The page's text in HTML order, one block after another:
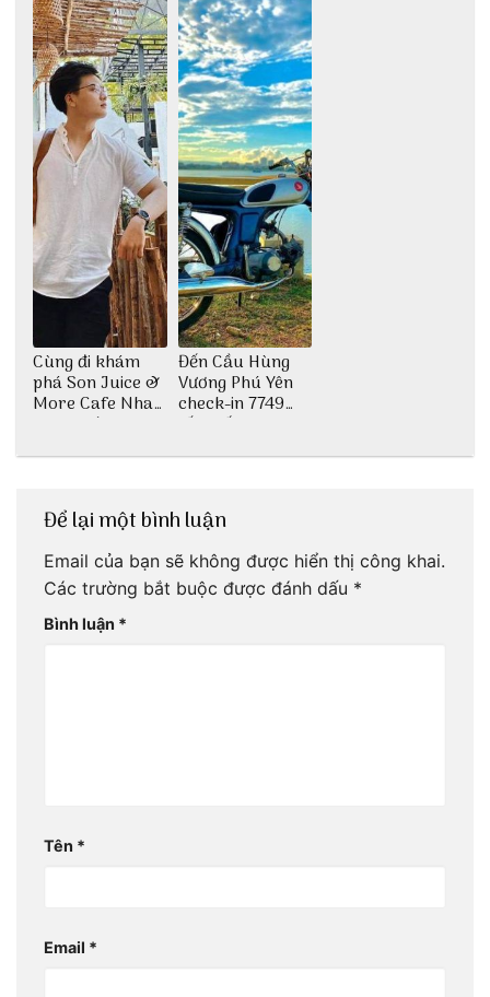
Cùng đi khám
phá Son Juice &
More Cafe Nha
Trang với anh
Đến Cầu Hùng
Vương Phú Yên
check-in 7749
tấm sống ảo
Để lại một bình luận
Email của bạn sẽ không được hiển thị công khai.
Các trường bắt buộc được đánh dấu *
Bình luận *
Tên *
Email *